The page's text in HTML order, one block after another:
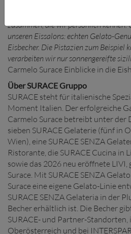
Erdbeere, Himbeere, Melone oder
nach den besten Zutaten arbeiten
zusammen, die wir persönlich kennen.
unseren Eissalons: echten Gelato-
Eisbecher. Die Pistazien zum Beispiel
verarbeiten wir nur sonnengereifte
Carmelo Surace Einblicke in die
Über SURACE Gruppo
SURACE steht für italienische
Moment Italien. Der erfolgreiche
Carmelo Surace betreibt unter der
sieben SURACE Gelaterie (fünf in
Wien), eine SURACE SENZA
Ristorante, die SURACE Cucina in
sowie das 2026 neu eröffnete
Surace. Mit SURACE SENZA
Surace eine eigene Gelato-Linie
SURACE SENZA Gelateria in der
Becher erhältlich ist. Die Becher
SURACE- und Partner-
Oberösterreich und bei